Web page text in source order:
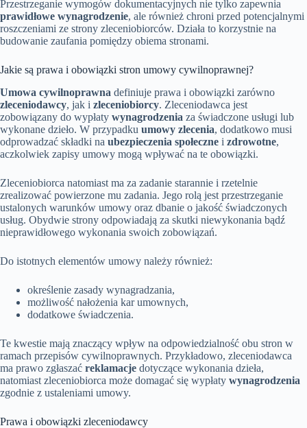
Przestrzeganie wymogów dokumentacyjnych nie tylko zapewnia
prawidłowe wynagrodzenie, ale również chroni przed potencjalnymi
roszczeniami ze strony zleceniobiorców. Działa to korzystnie na
budowanie zaufania pomiędzy obiema stronami.
Jakie są prawa i obowiązki stron umowy cywilnoprawnej?
Umowa cywilnoprawna definiuje prawa i obowiązki zarówno
zleceniodawcy, jak i zleceniobiorcy. Zleceniodawca jest
zobowiązany do wypłaty wynagrodzenia za świadczone usługi lub
wykonane dzieło. W przypadku umowy zlecenia, dodatkowo musi
odprowadzać składki na ubezpieczenia społeczne i zdrowotne,
aczkolwiek zapisy umowy mogą wpływać na te obowiązki.
Zleceniobiorca natomiast ma za zadanie starannie i rzetelnie
zrealizować powierzone mu zadania. Jego rolą jest przestrzeganie
ustalonych warunków umowy oraz dbanie o jakość świadczonych
usług. Obydwie strony odpowiadają za skutki niewykonania bądź
nieprawidłowego wykonania swoich zobowiązań.
Do istotnych elementów umowy należy również:
określenie zasady wynagradzania,
możliwość nałożenia kar umownych,
dodatkowe świadczenia.
Te kwestie mają znaczący wpływ na odpowiedzialność obu stron w
ramach przepisów cywilnoprawnych. Przykładowo, zleceniodawca
ma prawo zgłaszać reklamacje dotyczące wykonania dzieła,
natomiast zleceniobiorca może domagać się wypłaty wynagrodzenia
zgodnie z ustaleniami umowy.
Prawa i obowiązki zleceniodawcy